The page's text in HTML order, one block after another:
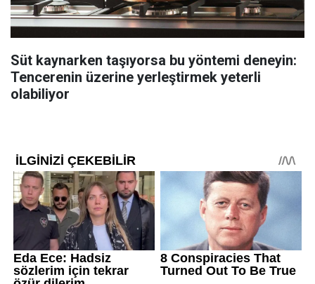
Süt kaynarken taşıyorsa bu yöntemi deneyin:
Tencerenin üzerine yerleştirmek yeterli
olabiliyor